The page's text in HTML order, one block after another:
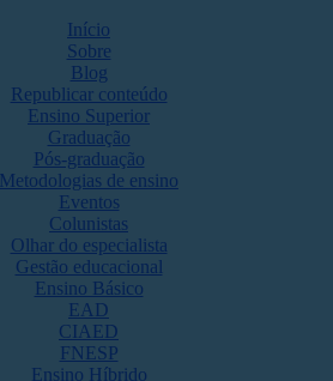
Início
Sobre
Blog
Republicar conteúdo
Ensino Superior
Graduação
Pós-graduação
Metodologias de ensino
Eventos
Colunistas
Olhar do especialista
Gestão educacional
Ensino Básico
EAD
CIAED
FNESP
Ensino Híbrido